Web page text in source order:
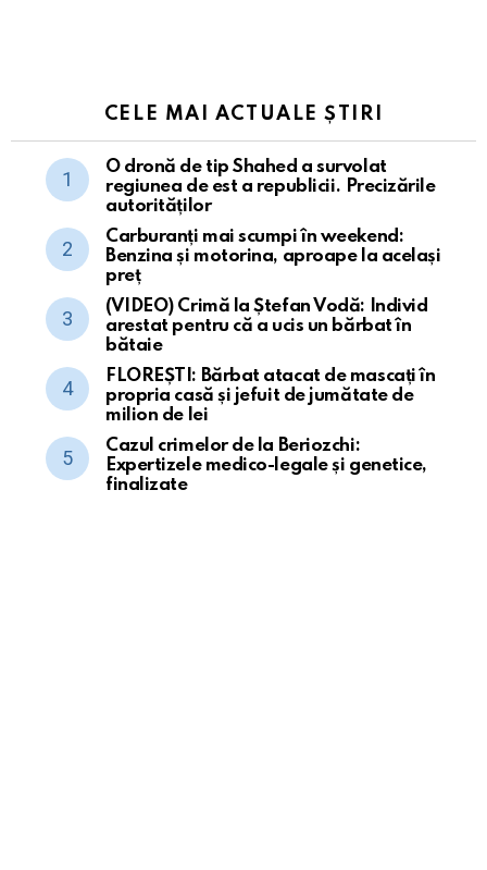
CELE MAI ACTUALE ȘTIRI
O dronă de tip Shahed a survolat
regiunea de est a republicii. Precizările
autorităților
Carburanți mai scumpi în weekend:
Benzina și motorina, aproape la același
preț
(VIDEO) Crimă la Ștefan Vodă: Individ
arestat pentru că a ucis un bărbat în
bătaie
FLOREȘTI: Bărbat atacat de mascați în
propria casă și jefuit de jumătate de
milion de lei
Cazul crimelor de la Beriozchi:
Expertizele medico-legale și genetice,
finalizate